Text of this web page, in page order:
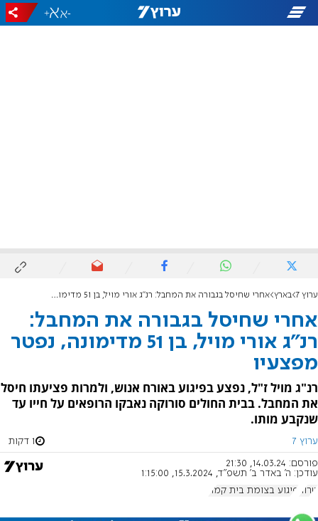
-
+
ערוץ 7 בארץ אחרי שחיסל בגבורה את המחבל: רנ"ג אורי מויל, בן 51 מדימונה, נפטר מפצעיו
אחרי שחיסל בגבורה את המחבל:
רנ"ג אורי מויל, בן 51 מדימונה, נפטר
מפצעיו
רנ"ג מויל ז"ל, נפצע בפיגוע באורח אנוש, ולמרות פציעתו חיסל
את המחבל. בבית החולים סורוקה נאבקו הרופאים על חייו עד
שנקבע מותו.
ערוץ 7 1 דקות
פורסם: 14.03.24, 21:30
עודכן: ה' באדר ב׳ תשפ"ד, 15.3.2024, 1:15:00
טרור פיגוע בצומת בית קמה